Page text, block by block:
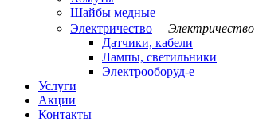
Шайбы медные
Электричество
Электричество
Датчики, кабели
Лампы, светильники
Электрооборуд-е
Услуги
Акции
Контакты